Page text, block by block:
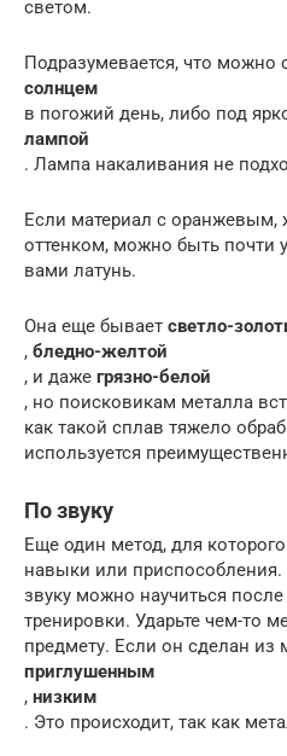
светом.
Подразумевается, что можно
солнцем
в погожий день, либо под
лампой
. Лампа накаливания не
Если материал с
оттенком, можно быть почти
вами латунь.
Она еще бывает светло-
, бледно-желтой
, и даже грязно-белой
, но поисковикам металла
как такой сплав тяжело
используется
По звуку
Еще один метод, для
навыки или
звуку можно научиться
тренировки. Ударьте чем-то
предмету. Если он сделан из
приглушенным
, низким
. Это происходит, так как